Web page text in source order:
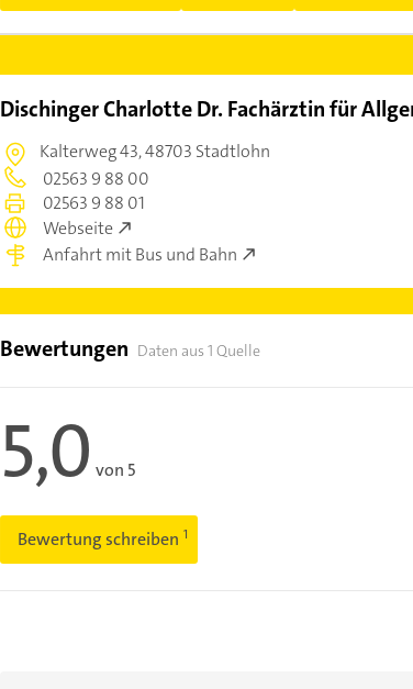
Dischinger Charlotte Dr. Fachärztin für
Kalterweg 43,48703 Stadtlohn
02563 9 88 00
02563 9 88 01
Webseite
Anfahrt mit Bus und Bahn
Bewertungen Daten aus 1 Quelle
5,0 von 5
Bewertung schreiben